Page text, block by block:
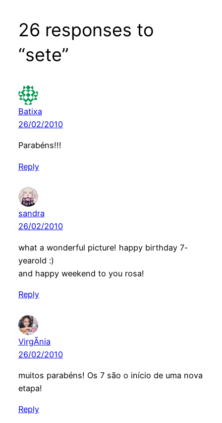
26 responses to
“sete”
Batixa
26/02/2010
Parabéns!!!
Reply
sandra
26/02/2010
what a wonderful picture! happy birthday 7-
yearold :)
and happy weekend to you rosa!
Reply
VirgÃ­nia
26/02/2010
muitos parabéns! Os 7 são o início de uma nova
etapa!
Reply